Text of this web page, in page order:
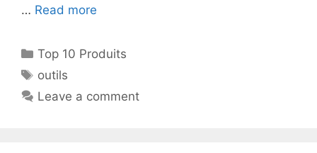
… Read more
Top 10 Produits
outils
Leave a comment